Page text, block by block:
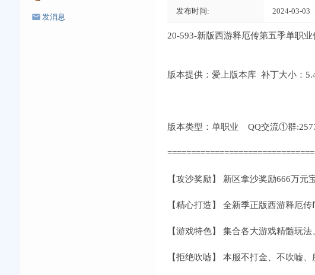
发消息
发布时间: 2024-03-03
20-593-新版西游释厄传第五季单职
版本提供：爱上版本库 补丁大小：
版本类型：单职业 QQ交流①群
【攻沙奖励】 新区拿沙奖励666万元
【精心打造】 全新季正版西游释厄
【游戏特色】 集合各大游戏精髓玩
【拒绝吹嘘】 本服不打金、不吹嘘